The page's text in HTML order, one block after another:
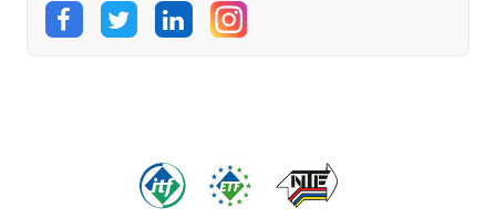
Jaa Facebookissa
Jaa Twitterissä
Jaa LinkedInissä